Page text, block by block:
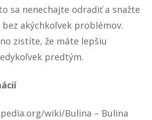
sa nenechajte odradiť a snažte
akýchkoľvek problémov.
zistíte, že máte lepšiu
predtým.
wiki/Bulina – Bulina